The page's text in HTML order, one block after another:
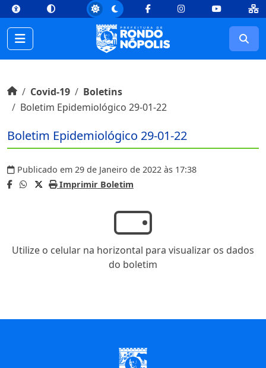
topConteúdo [1] Menu Principal [2] Busca [3] Rodapé [4]
FacebookInstagramYoutube
Início do conteúdo
InícioCovid-19
Boletins
Boletim Epidemiológico 29-01-22
Boletim Epidemiológico 29-01-22
Publicado em 29 de Janeiro de 2022 às 17:38
Imprimir Boletim
Utilize o celular na horizontal para visualizar os dados
do boletim